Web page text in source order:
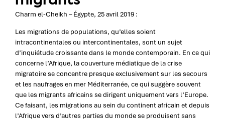
Charm el-Cheikh – Égypte, 25 avril 2019 :
Les migrations de populations, qu’elles soient
intracontinentales ou intercontinentales, sont un sujet
d’inquiétude croissante dans le monde contemporain. En ce qui
concerne l’Afrique, la couverture médiatique de la crise
migratoire se concentre presque exclusivement sur les secours
et les naufrages en mer Méditerranée, ce qui suggère souvent
que les migrants africains se dirigent uniquement vers l’Europe.
Ce faisant, les migrations au sein du continent africain et depuis
l’Afrique vers d’autres parties du monde se produisent sans